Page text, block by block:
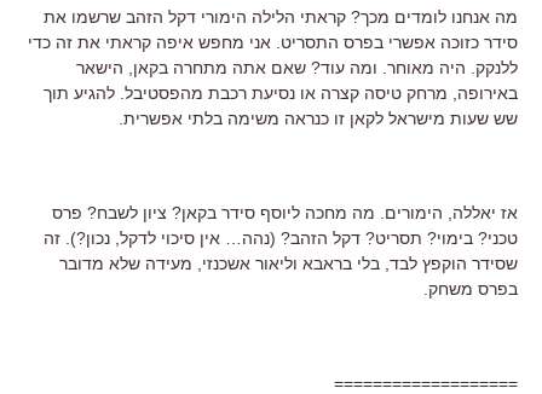
מה אנחנו לומדים מכך? קראתי הלילה הימורי דקל הזהב שרשמו את
סידר כזוכה אפשרי בפרס התסריט. אני מחפש איפה קראתי את זה כדי
ללנקק. היה מאוחר. ומה עוד? שאם אתה מתחרה בקאן, הישאר
באירופה, מרחק טיסה קצרה או נסיעת רכבת מהפסטיבל. להגיע תוך
שש שעות מישראל לקאן זו כנראה משימה בלתי אפשרית.
אז יאללה, הימורים. מה מחכה ליוסף סידר בקאן? ציון לשבח? פרס
טכני? בימוי? תסריט? דקל הזהב? (נהה… אין סיכוי לדקל, נכון?). זה
שסידר הוקפץ לבד, בלי בראבא וליאור אשכנזי, מעידה שלא מדובר
בפרס משחק.
===================